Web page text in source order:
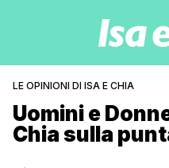
LE OPINIONI DI ISA E CHIA
Uomini e
Chia sulla